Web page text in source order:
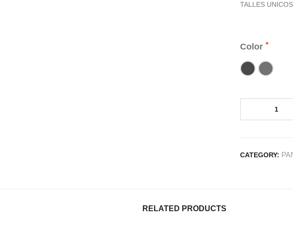
TALLES UNICOS
Color
CATEGORY:
RELATED PRODUCTS